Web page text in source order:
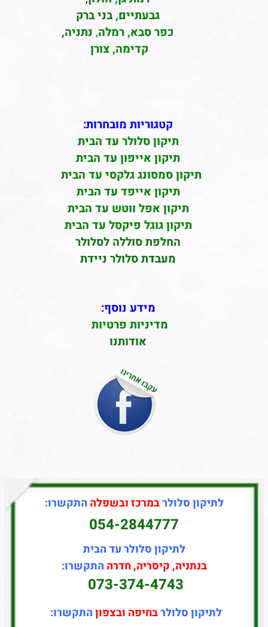
גבעתיים,בני ברק
כפר סבא,רמלה, נתניה,
קדימה, צורן
קטגוריות מובחרות:
תיקון סלולר עד הבית
תיקון אייפון עד הבית
תיקון סמסונג גלקסי עד הבית
תיקון אייפד עד הבית
תיקון אפל ווטש עד הבית
תיקון גוגל פיקסל עד הבית
החלפת סוללה לסלולר
מעבדת סלולר ניידת
מידע נוסף:
מדיניות פרטיות
אודותנו
לתיקון סלולרבמרכז ובשפלה התקשרו:
054-2844777
לתיקון סלולר עד הבית
בנתניה, קיסריה, חדרה התקשרו:
073-374-4743
לתיקון סלולרבחיפה ובצפוןהתקשרו: